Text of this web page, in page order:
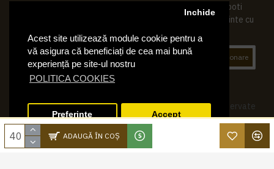
Acest site utilizează module cookie pentru a
vă asigura că beneficiați de cea mai bună
experiență pe site-ul nostru
POLITICA COOKIES
Inchide
Preferinte Accept
ADAUGĂ ÎN COŞ
speciala in contul tau in acest scop, si de asemenea ne poti
contacta oricand pe email pentru orice intrebari sau cerinte cu
Abonare
© 2019 Ktering.ro , Toate drepturile rezervate